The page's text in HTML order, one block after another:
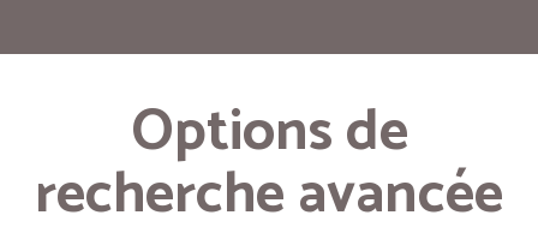
Options de
recherche avancée